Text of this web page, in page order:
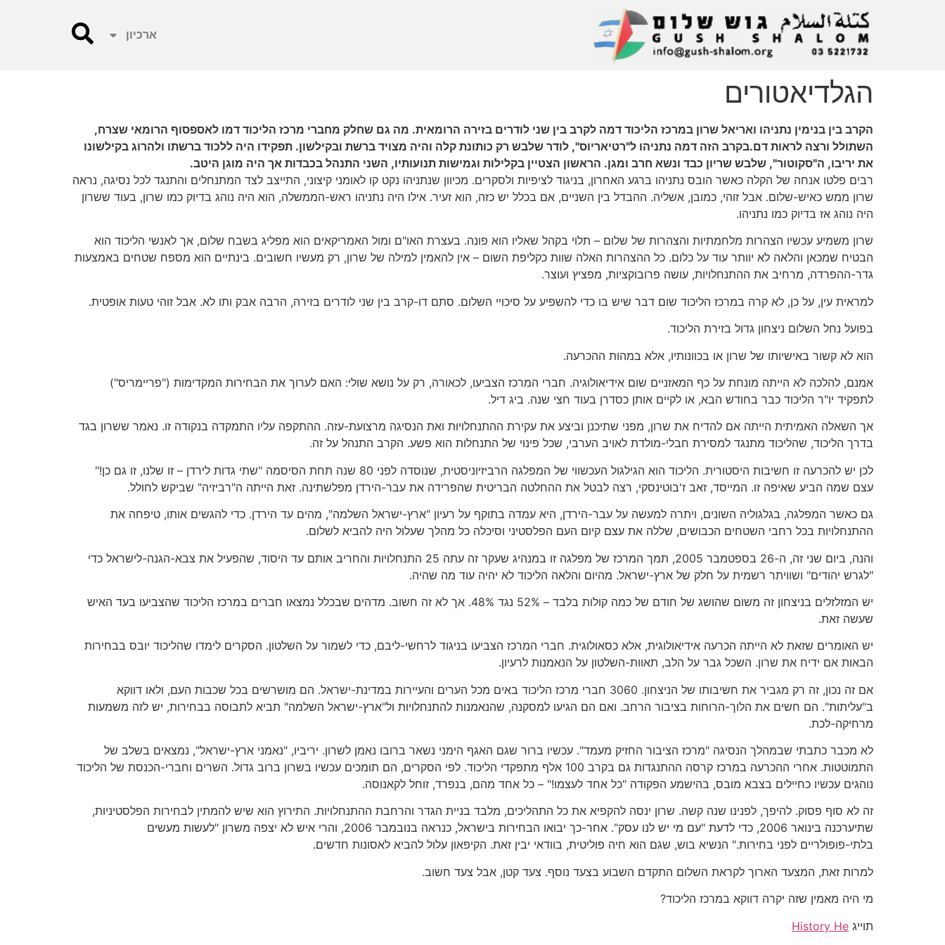
ארכיון
הגלדיאטורים
הקרב בין בנימין נתניהו ואריאל שרון במרכז הליכוד דמה לקרב בין שני לודרים בזירה הרומאית. מה גם שחלק מחברי מרכז הליכוד דמו לאספסוף הרומאי שצרח,
השתולל ורצה לראות דם.בקרב הזה דמה נתניהו ל"רטיאריוס", לודר שלבש רק כותונת קלה והיה מצויד ברשת ובקילשון. תפקידו היה ללכוד ברשתו ולהרוג בקילשונו
את יריבו, ה"סקוטור", שלבש שריון כבד ונשא חרב ומגן. הראשון הצטיין בקלילות וגמישות תנועותיו, השני התנהל בכבדות אך היה מוגן היטב.
רבים פלטו אנחה של הקלה כאשר הובס נתניהו ברגע האחרון, בניגוד לציפיות ולסקרים. מכיוון שנתניהו נקט קו לאומני קיצוני, התייצב לצד המתנחלים והתנגד לכל נסיגה, נראה
שרון ממש כאיש-שלום. אבל זוהי, כמובן, אשליה. ההבדל בין השניים, אם בכלל יש כזה, הוא זעיר. אילו היה נתניהו ראש-הממשלה, הוא היה נוהג בדיוק כמו שרון, בעוד ששרון
היה נוהג אז בדיוק כמו נתניהו.
שרון משמיע עכשיו הצהרות מלחמתיות והצהרות של שלום – תלוי בקהל שאליו הוא פונה. בעצרת האו"ם ומול האמריקאים הוא מפליג בשבח שלום, אך לאנשי הליכוד הוא
הבטיח שמכאן והלאה לא יוותר עוד על כלום. כל ההצהרות האלה שוות כקליפת השום – אין להאמין למילה של שרון, רק מעשיו חשובים. בינתיים הוא מספח שטחים באמצעות
גדר-ההפרדה, מרחיב את ההתנחלויות, עושה פרובוקציות, מפציץ ועוצר.
למראית עין, על כן, לא קרה במרכז הליכוד שום דבר שיש בו כדי להשפיע על סיכויי השלום. סתם דו-קרב בין שני לודרים בזירה, הרבה אבק ותו לא. אבל זוהי טעות אופטית.
בפועל נחל השלום ניצחון גדול בזירת הליכוד.
הוא לא קשור באישיותו של שרון או בכוונותיו, אלא במהות ההכרעה.
אמנם, להלכה לא הייתה מונחת על כף המאזניים שום אידיאולוגיה. חברי המרכז הצביעו, לכאורה, רק על נושא שולי: האם לערוך את הבחירות המקדימות ("פריימריס")
לתפקיד יו"ר הליכוד כבר בחודש הבא, או לקיים אותן כסדרן בעוד חצי שנה. ביג דיל.
אך השאלה האמיתית הייתה אם להדיח את שרון, מפני שתיכנן וביצע את עקירת ההתנחלויות ואת הנסיגה מרצועת-עזה. ההתקפה עליו התמקדה בנקודה זו. נאמר ששרון בגד
בדרך הליכוד, שהליכוד מתנגד למסירת חבלי-מולדת לאויב הערבי, שכל פינוי של התנחלות הוא פשע. הקרב התנהל על זה.
לכן יש להכרעה זו חשיבות היסטורית. הליכוד הוא הגילגול העכשווי של המפלגה הרביזיוניסטית, שנוסדה לפני 80 שנה תחת הסיסמה "שתי גדות לירדן – זו שלנו, זו גם כן!"
עצם שמה הביע שאיפה זו. המייסד, זאב ז'בוטינסקי, רצה לבטל את ההחלטה הבריטית שהפרידה את עבר-הירדן מפלשתינה. זאת הייתה ה"רביזיה" שביקש לחולל.
גם כאשר המפלגה, בגלגוליה השונים, ויתרה למעשה על עבר-הירדן, היא עמדה בתוקף על רעיון "ארץ-ישראל השלמה", מהים עד הירדן. כדי להגשים אותו, טיפחה את
ההתנחלויות בכל רחבי השטחים הכבושים, שללה את עצם קיום העם הפלסטיני וסיכלה כל מהלך שעלול היה להביא לשלום.
והנה, ביום שני זה, ה-26 בספטמבר 2005, תמך המרכז של מפלגה זו במנהיג שעקר זה עתה 25 התנחלויות והחריב אותם עד היסוד, שהפעיל את צבא-הגנה-לישראל כדי
"לגרש יהודים" ושוויתר רשמית על חלק של ארץ-ישראל. מהיום והלאה הליכוד לא יהיה עוד מה שהיה.
יש המזלזלים בניצחון זה משום שהושג של חודם של כמה קולות בלבד – 52% נגד 48%. אך לא זה חשוב. מדהים שבכלל נמצאו חברים במרכז הליכוד שהצביעו בעד האיש
שעשה זאת.
יש האומרים שזאת לא הייתה הכרעה אידיאולוגית, אלא כסאולוגית. חברי המרכז הצביעו בניגוד לרחשי-ליבם, כדי לשמור על השלטון. הסקרים לימדו שהליכוד יובס בבחירות
הבאות אם ידיח את שרון. השכל גבר על הלב, תאוות-השלטון על הנאמנות לרעיון.
אם זה נכון, זה רק מגביר את חשיבותו של הניצחון. 3060 חברי מרכז הליכוד באים מכל הערים והעיירות במדינת-ישראל. הם מושרשים בכל שכבות העם, ולאו דווקא
ב"עליתות". הם חשים את הלוך-הרוחות בציבור הרחב. ואם הם הגיעו למסקנה, שהנאמנות להתנחלויות ול"ארץ-ישראל השלמה" תביא לתבוסה בבחירות, יש לזה משמעות
מרחיקה-לכת.
לא מכבר כתבתי שבמהלך הנסיגה "מרכז הציבור החזיק מעמד". עכשיו ברור שגם האגף הימני נשאר ברובו נאמן לשרון. יריביו, "נאמני ארץ-ישראל", נמצאים בשלב של
התמוטטות. אחרי ההכרעה במרכז קרסה ההתנגדות גם בקרב 100 אלף מתפקדי הליכוד. לפי הסקרים, הם תומכים עכשיו בשרון ברוב גדול. השרים וחברי-הכנסת של הליכוד
נוהגים עכשיו כחיילים בצבא מובס, בהישמע הפקודה "כל אחד לעצמו!" – כל אחד מהם, בנפרד, זוחל לקאנוסה.
זה לא סוף פסוק. להיפך, לפנינו שנה קשה. שרון ינסה להקפיא את כל התהליכים, מלבד בניית הגדר והרחבת ההתנחלויות. התירוץ הוא שיש להמתין לבחירות הפלסטיניות,
שתיערכנה בינואר 2006, כדי לדעת "עם מי יש לנו עסק". אחר-כך יבואו הבחירות בישראל, כנראה בנובמבר 2006, והרי איש לא יצפה משרון "לעשות מעשים
בלתי-פופולריים לפני בחירות." הנשיא בוש, שגם הוא חיה פוליטית, בוודאי יבין זאת. הקיפאון עלול להביא לאסונות חדשים.
למרות זאת, המצעד הארוך לקראת השלום התקדם השבוע בצעד נוסף. צעד קטן, אבל צעד חשוב.
מי היה מאמין שזה יקרה דווקא במרכז הליכוד?
תוייג History He